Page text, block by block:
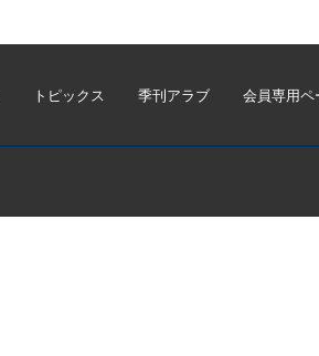
トピックス 季刊アラブ 会員専用ペ